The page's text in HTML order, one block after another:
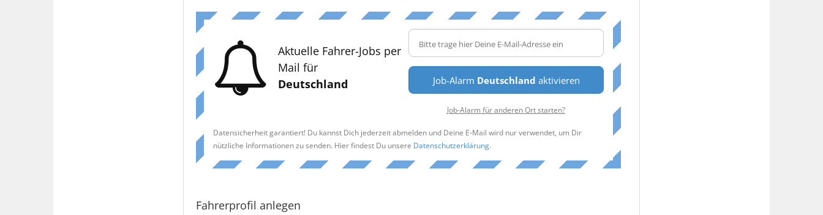
Aktuelle Fahrer-Jobs per
Mail für
Deutschland
Job-Alarm Deutschland aktivieren
Job-Alarm für anderen Ort starten?
Datensicherheit garantiert! Du kannst Dich jederzeit abmelden und Deine E-Mail wird nur verwendet, um Dir
nützliche Informationen zu senden. Hier findest Du unsere Datenschutzerklärung.
Fahrerprofil anlegen